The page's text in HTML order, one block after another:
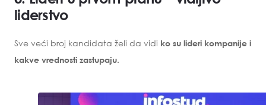
liderstvo
Sve veći broj kandidata želi da vidi ko su lideri kompanije i
kakve vrednosti zastupaju.